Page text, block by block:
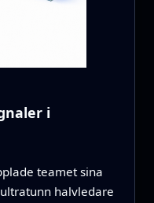
i
teamet sina
halvledare